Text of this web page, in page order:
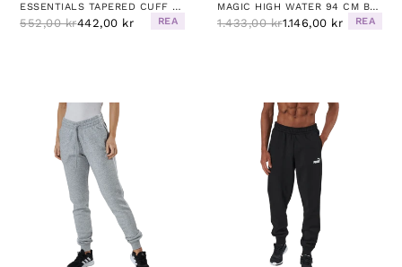
ESSENTIALS TAPERED CUFF 3 STRIPES PANTS MEDIUM GREY HEATHER / BLACK
552,00 kr442,00 kr REA
MAGIC HIGH WATER 94 CM BLUE
1.433,00 kr1.146,00 kr REA